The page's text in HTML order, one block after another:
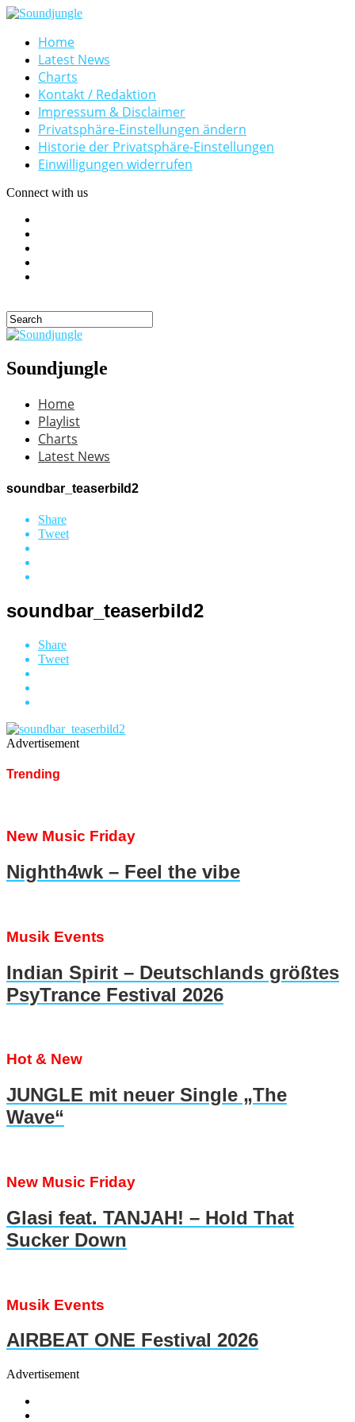
Home
Latest News
Charts
Kontakt / Redaktion
Impressum & Disclaimer
Privatsphäre-Einstellungen ändern
Historie der Privatsphäre-Einstellungen
Einwilligungen widerrufen
Connect with us
Soundjungle
Home
Playlist
Charts
Latest News
soundbar_teaserbild2
Share
Tweet
soundbar_teaserbild2
Share
Tweet
Advertisement
Trending
New Music Friday
Nighth4wk – Feel the vibe
Musik Events
Indian Spirit – Deutschlands größtes
PsyTrance Festival 2026
Hot & New
JUNGLE mit neuer Single „The
Wave“
New Music Friday
Glasi feat. TANJAH! – Hold That
Sucker Down
Musik Events
AIRBEAT ONE Festival 2026
Advertisement